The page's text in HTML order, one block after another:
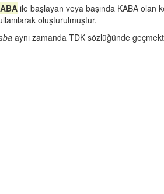
ile başlayan veya başında KABA
oluşturulmuştur.
aynı zamanda TDK sözlüğünde